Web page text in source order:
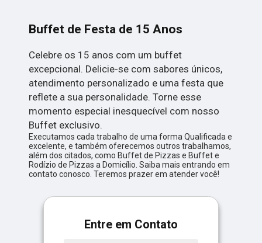
Buffet de Festa de 15 Anos
Celebre os 15 anos com um buffet
excepcional. Delicie-se com sabores únicos,
atendimento personalizado e uma festa que
reflete a sua personalidade. Torne esse
momento especial inesquecível com nosso
Buffet exclusivo.
Executamos cada trabalho de uma forma Qualificada e
excelente, e também oferecemos outros trabalhamos,
além dos citados, como Buffet de Pizzas e Buffet e
Rodízio de Pizzas a Domicílio. Saiba mais entrando em
contato conosco. Teremos prazer em atender você!
Entre em Contato